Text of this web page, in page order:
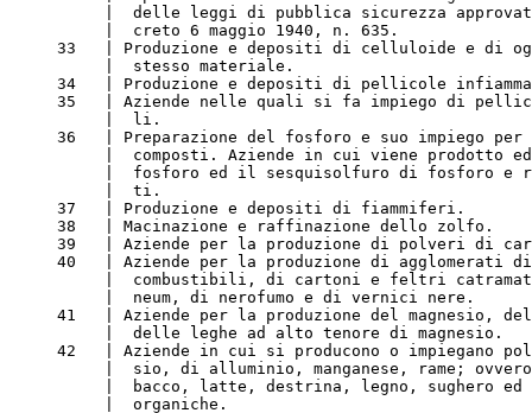
|  delle leggi di pubblica sicurezza
          |  creto 6 maggio 1940, n. 635.
33   | Produzione e depositi di celluloide e di
          |  stesso materiale.
34   | Produzione e depositi di pellicole
35   | Aziende nelle quali si fa impiego di
          |  li.
36   | Preparazione del fosforo e suo impiego per
|  composti. Aziende in cui viene prodotto
|  fosforo ed il sesquisolfuro di fosforo e
          |  ti.
     37   | Produzione e depositi di fiammiferi.
     38   | Macinazione e raffinazione dello zolfo.
39   | Aziende per la produzione di polveri di
40   | Aziende per la produzione di agglomerati
|  combustibili, di cartoni e feltri
          |  neum, di nerofumo e di vernici nere.
41   | Aziende per la produzione del magnesio,
          |  delle leghe ad alto tenore di magnesio.
42   | Aziende in cui si producono o impiegano
|  sio, di alluminio, manganese, rame;
|  bacco, latte, destrina, legno, sughero ed
          |  organiche.